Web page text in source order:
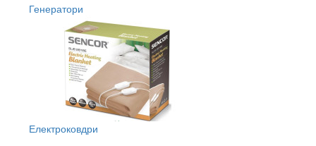
Генератори
Електроковдри